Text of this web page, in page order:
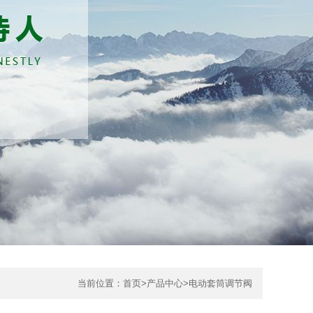
当前位置： 首页>产品中心>电动套筒调节阀